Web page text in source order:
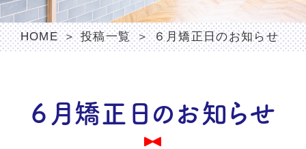
HOME 投稿一覧 ６月矯正日のお知らせ
６月矯正日のお知らせ